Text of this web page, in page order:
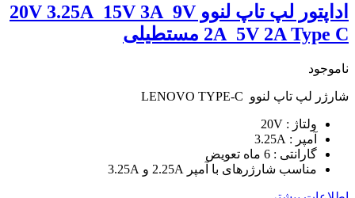
اداپتور لپ تاپ لنوو 20V 3.25A_15V 3A_9V
2A_5V 2A Type C مستطیلی
ناموجود
شارژر لپ تاپ لنوو LENOVO TYPE-C
ولتاژ : 20V
آمپر : 3.25A
گارانتی : 6 ماه تعویض
مناسب شارژرهای با آمپر 2.25A و 3.25A